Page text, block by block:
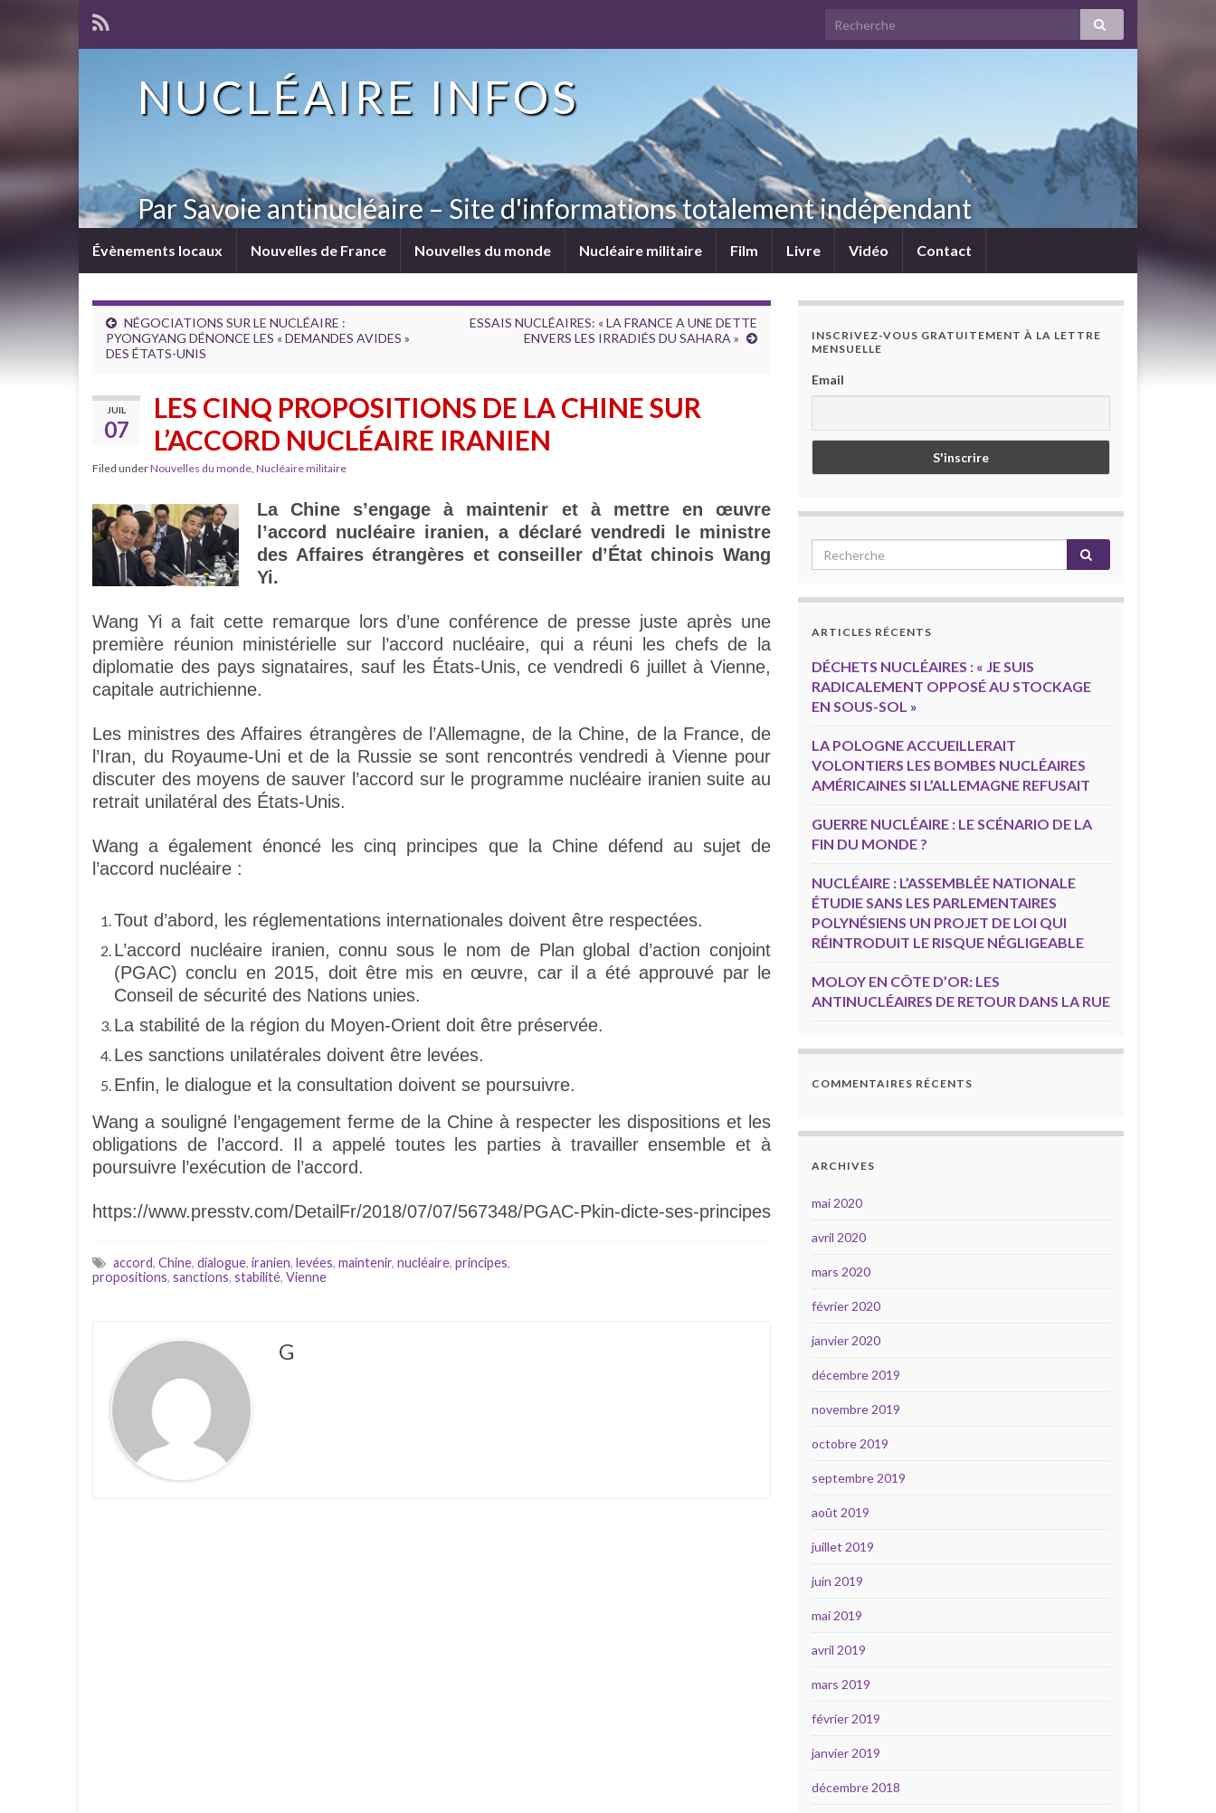
NUCLÉAIRE INFOS
Par Savoie antinucléaire – Site d'informations totalement indépendant
Évènements locaux Nouvelles de France Nouvelles du monde Nucléaire militaire Film Livre Vidéo Contact
NÉGOCIATIONS SUR LE NUCLÉAIRE :
PYONGYANG DÉNONCE LES « DEMANDES AVIDES »
DES ÉTATS-UNIS
ESSAIS NUCLÉAIRES: « LA FRANCE A UNE DETTE
ENVERS LES IRRADIÉS DU SAHARA »
JUIL
07
LES CINQ PROPOSITIONS DE LA CHINE SUR
L’ACCORD NUCLÉAIRE IRANIEN
Filed underNouvelles du monde, Nucléaire militaire
La Chine s’engage à maintenir et à mettre en œuvre
l’accord nucléaire iranien, a déclaré vendredi le ministre
des Affaires étrangères et conseiller d’État chinois Wang
Yi.
Wang Yi a fait cette remarque lors d’une conférence de presse juste après une
première réunion ministérielle sur l’accord nucléaire, qui a réuni les chefs de la
diplomatie des pays signataires, sauf les États-Unis, ce vendredi 6 juillet à Vienne,
capitale autrichienne.
Les ministres des Affaires étrangères de l’Allemagne, de la Chine, de la France, de
l’Iran, du Royaume-Uni et de la Russie se sont rencontrés vendredi à Vienne pour
discuter des moyens de sauver l’accord sur le programme nucléaire iranien suite au
retrait unilatéral des États-Unis.
Wang a également énoncé les cinq principes que la Chine défend au sujet de
l’accord nucléaire :
Tout d’abord, les réglementations internationales doivent être respectées.
L’accord nucléaire iranien, connu sous le nom de Plan global d’action conjoint
(PGAC) conclu en 2015, doit être mis en œuvre, car il a été approuvé par le
Conseil de sécurité des Nations unies.
La stabilité de la région du Moyen-Orient doit être préservée.
Les sanctions unilatérales doivent être levées.
Enfin, le dialogue et la consultation doivent se poursuivre.
Wang a souligné l’engagement ferme de la Chine à respecter les dispositions et les
obligations de l’accord. Il a appelé toutes les parties à travailler ensemble et à
poursuivre l’exécution de l’accord.
https://www.presstv.com/DetailFr/2018/07/07/567348/PGAC-Pkin-dicte-ses-principes
accord, Chine, dialogue, iranien, levées, maintenir, nucléaire, principes,
propositions, sanctions, stabilité, Vienne
G
INSCRIVEZ-VOUS GRATUITEMENT À LA LETTRE
MENSUELLE
Email
ARTICLES RÉCENTS
DÉCHETS NUCLÉAIRES : « JE SUIS
RADICALEMENT OPPOSÉ AU STOCKAGE
EN SOUS-SOL »
LA POLOGNE ACCUEILLERAIT
VOLONTIERS LES BOMBES NUCLÉAIRES
AMÉRICAINES SI L’ALLEMAGNE REFUSAIT
GUERRE NUCLÉAIRE : LE SCÉNARIO DE LA
FIN DU MONDE ?
NUCLÉAIRE : L’ASSEMBLÉE NATIONALE
ÉTUDIE SANS LES PARLEMENTAIRES
POLYNÉSIENS UN PROJET DE LOI QUI
RÉINTRODUIT LE RISQUE NÉGLIGEABLE
MOLOY EN CÔTE D’OR: LES
ANTINUCLÉAIRES DE RETOUR DANS LA RUE
COMMENTAIRES RÉCENTS
ARCHIVES
mai 2020
avril 2020
mars 2020
février 2020
janvier 2020
décembre 2019
novembre 2019
octobre 2019
septembre 2019
août 2019
juillet 2019
juin 2019
mai 2019
avril 2019
mars 2019
février 2019
janvier 2019
décembre 2018